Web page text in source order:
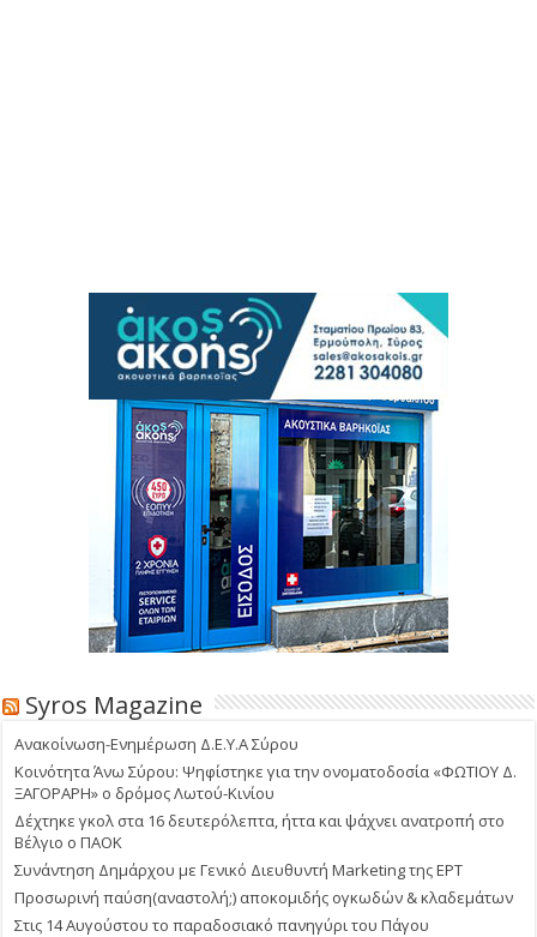
Syros Magazine
Ανακοίνωση-Ενημέρωση Δ.Ε.Υ.Α Σύρου
Κοινότητα Άνω Σύρου: Ψηφίστηκε για την ονοματοδοσία «ΦΩΤΙΟΥ Δ.
ΞΑΓΟΡΑΡΗ» ο δρόμος Λωτού-Κινίου
Δέχτηκε γκολ στα 16 δευτερόλεπτα, ήττα και ψάχνει ανατροπή στο
Βέλγιο ο ΠΑΟΚ
Συνάντηση Δημάρχου με Γενικό Διευθυντή Marketing της ΕΡΤ
Προσωρινή παύση(αναστολή;) αποκομιδής ογκωδών & κλαδεμάτων
Στις 14 Αυγούστου το παραδοσιακό πανηγύρι του Πάγου